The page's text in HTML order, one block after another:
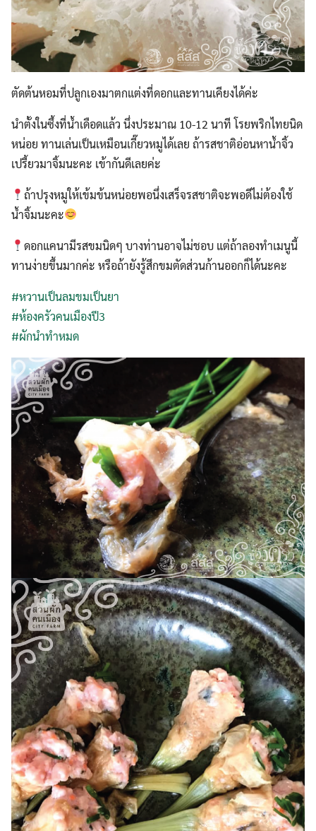
ตัดต้นหอมที่ปลูกเองมาตกแต่งที่ดอกและทานเคียงได้ค่ะ
นำตั้งในซึ้งที่น้ำเดือดแล้ว นึ่งประมาณ 10-12 นาที โรยพริกไทยนิด
หน่อย ทานเล่นเป็นเหมือนเกี๊ยวหมูได้เลย ถ้ารสชาติอ่อนหาน้ำจิ้ว
เปรี้ยวมาจิ้มนะคะ เข้ากันดีเลยค่ะ
ถ้าปรุงหมูให้เข้มข้นหน่อยพอนึ่งเสร็จรสชาติจะพอดีไม่ต้องใช้
น้ำจิ้มนะคะ
ดอกแคนามีรสขมนิดๆ บางท่านอาจไม่ชอบ แต่ถ้าลองทำเมนูนี้
ทานง่ายขึ้นมากค่ะ หรือถ้ายังรู้สึกขมตัดส่วนก้านออกก็ได้นะคะ
#หวานเป็นลมขมเป็นยา
#ห้องครัวคนเมืองปี3
#ผักนำทำหมด